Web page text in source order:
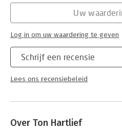
kunt u de onderwerpen nog
-
Serie:
Schrijf een recensie
Lees ons recensiebeleid
Uw
Log in om uw waardering te geven
Over Ton Hartlief